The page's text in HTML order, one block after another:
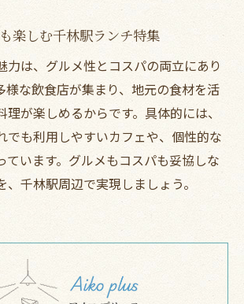
楽しむ千林駅ランチ特集
力は、グルメ性とコスパの両立にあり
様な飲食店が集まり、地元の食材を活
が楽しめるからです。具体的には、
でも利用しやすいカフェや、個性的な
ています。グルメもコスパも妥協しな
、千林駅周辺で実現しましょう。